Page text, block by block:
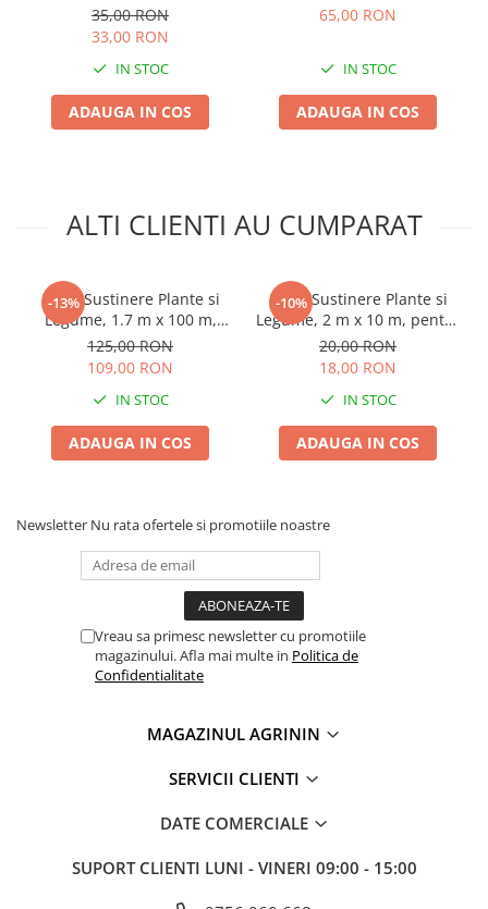
Lubrifianti
Masca de sudura & accesori
Motocoasa
Motocoasa si consumabile /
accesorii
Sape/ Cazmale/ Lopeti
Scule electrice
Set chei combinate
Surubelnite
Truse /set scule
35,00 RON
33,00 RON
IN STOC
ADAUGA IN COS
65,00 RON
IN STOC
ADAUGA IN COS
ALTI CLIENTI AU CUMPARAT
-13%
Plasa Sustinere Plante si
Legume, 1.7 m x 100 m,
Profesionala, pentru
Castraveti si Fasole
125,00 RON
109,00 RON
IN STOC
ADAUGA IN COS
-10%
Plasa Sustinere Plante si
Legume, 2 m x 10 m, pentru
Castraveti, Fasole si Flori
Urcatoare
20,00 RON
18,00 RON
IN STOC
ADAUGA IN COS
Newsletter Nu rata ofertele si promotiile noastre
Vreau sa primesc newsletter cu promotiile
magazinului. Afla mai multe in Politica de
Confidentialitate
MAGAZINUL AGRININ
SERVICII CLIENTI
DATE COMERCIALE
SUPORT CLIENTI LUNI - VINERI 09:00 - 15:00